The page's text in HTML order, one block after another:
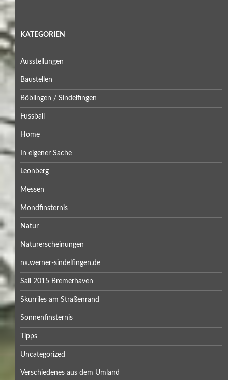
KATEGORIEN
Ausstellungen
Baustellen
Böblingen / Sindelfingen
Fussball
Home
In eigener Sache
Leonberg
Messen
Mondfinsternis
Natur
Naturerscheinungen
nx.werner-sindelfingen.de
Sail 2015 Bremerhaven
Skurriles am Straßenrand
Sonnenfinsternis
Tipps
Uncategorized
Verschiedenes aus dem Umland